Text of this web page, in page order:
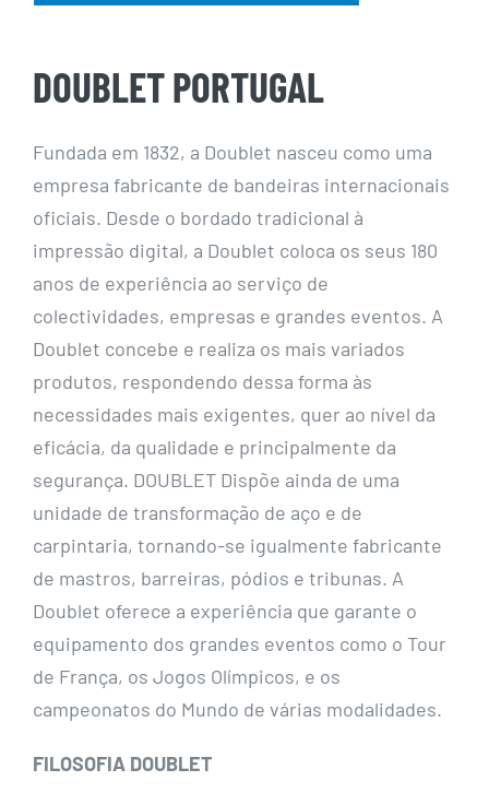
DOUBLET PORTUGAL
Fundada em 1832, a Doublet nasceu como uma
empresa fabricante de bandeiras internacionais
oficiais. Desde o bordado tradicional à
impressão digital, a Doublet coloca os seus 180
anos de experiência ao serviço de
colectividades, empresas e grandes eventos. A
Doublet concebe e realiza os mais variados
produtos, respondendo dessa forma às
necessidades mais exigentes, quer ao nível da
eficácia, da qualidade e principalmente da
segurança. DOUBLET Dispõe ainda de uma
unidade de transformação de aço e de
carpintaria, tornando-se igualmente fabricante
de mastros, barreiras, pódios e tribunas. A
Doublet oferece a experiência que garante o
equipamento dos grandes eventos como o Tour
de França, os Jogos Olímpicos, e os
campeonatos do Mundo de várias modalidades.
FILOSOFIA DOUBLET